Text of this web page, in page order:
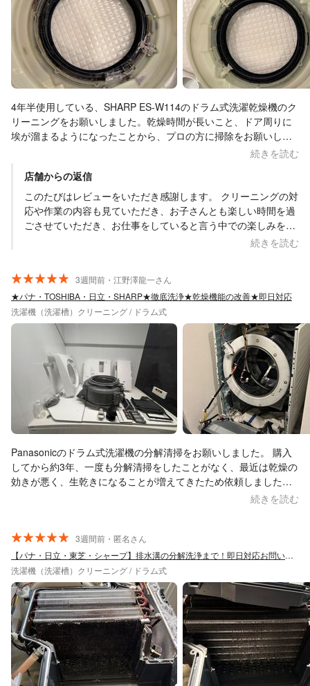
4年半使用している、SHARP ES-W114のドラム式洗濯乾燥機のク
リーニングをお願いしました。乾燥時間が長いこと、ドア周りに
埃が溜まるようになったことから、プロの方に掃除をお願いした
いと思い、依頼しました。 元々はドラム槽取り外し分解洗浄で依
ニングへの変更を提案していただきました。お値段も倍近くなる
ので、状況に応じて対応いただけて助かりました。 2歳の子供が
いることから、作業の邪魔をしないか心配していましたが、危な
いものは子供の手の届かない場所に置いてくださり流石の対応だ
なと思いました。 子供と我が子のように接していただき、嬉しか
ったです。楽しい時間をありがとうございました。 近々エアコン
続きを読む
店舗からの返信
このたびはレビューをいただき感謝します。 クリーニングの対
応や作業の内容も見ていただき、お子さんとも楽しい時間を過
ごさせていただき、お仕事をしていると言う中での楽しみをい
ただき感謝しています。 本当にありがとうございました。 次
続きを読む
3週間前・江野澤龍一さん
★パナ・TOSHIBA・日立・SHARP★徹底洗浄★乾燥機能の改善★即日対応
洗濯機（洗濯槽）クリーニング / ドラム式
Panasonicのドラム式洗濯機の分解清掃をお願いしました。 購入
してから約3年、一度も分解清掃をしたことがなく、最近は乾燥の
効きが悪く、生乾きになることが増えてきたため依頼しました。
作業中も分解から洗浄、組み立てまで見させていただきました
業内容で、細かい部分までしっかり清掃していただき、乾燥の効
きも改善されて大満足です。 作業後の清掃や片付けまで丁寧に行
ってくださり、最後まで気持ちよく対応していただきました。 ま
た定期的にお願いしたいと思いますし、家族や知人にも安心して
紹介できる業者さんです。ありがとうございました。
続きを読む
3週間前・匿名さん
【パナ・日立・東芝・シャープ】排水溝の分解洗浄まで！即日対応お問い合わせ下さい！
洗濯機（洗濯槽）クリーニング / ドラム式